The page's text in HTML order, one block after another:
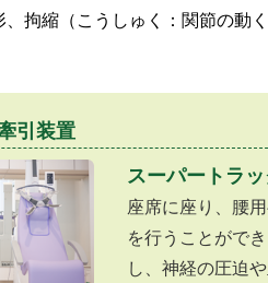
拘縮（こうしゅく：関節の動
引装置
スーパートラッ
座席に座り、腰
を行うことがで
し、神経の圧迫